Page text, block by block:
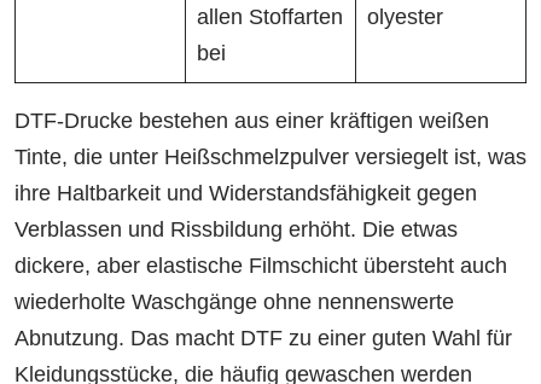
allen Stoffarten
bei
olyester
DTF-Drucke bestehen aus einer kräftigen weißen
Tinte, die unter Heißschmelzpulver versiegelt ist, was
ihre Haltbarkeit und Widerstandsfähigkeit gegen
Verblassen und Rissbildung erhöht. Die etwas
dickere, aber elastische Filmschicht übersteht auch
wiederholte Waschgänge ohne nennenswerte
Abnutzung. Das macht DTF zu einer guten Wahl für
Kleidungsstücke, die häufig gewaschen werden